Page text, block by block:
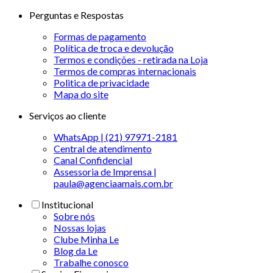
Perguntas e Respostas
Formas de pagamento
Política de troca e devolução
Termos e condições - retirada na Loja
Termos de compras internacionais
Politica de privacidade
Mapa do site
Serviços ao cliente
WhatsApp | (21) 97971-2181
Central de atendimento
Canal Confidencial
Assessoria de Imprensa |
paula@agenciaamais.com.br
Institucional
Sobre nós
Nossas lojas
Clube Minha Le
Blog da Le
Trabalhe conosco